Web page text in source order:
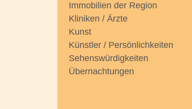
Immobilien der Region
Kliniken / Ärzte
Kunst
Künstler / Persönlichkeiten
Sehenswürdigkeiten
Übernachtungen